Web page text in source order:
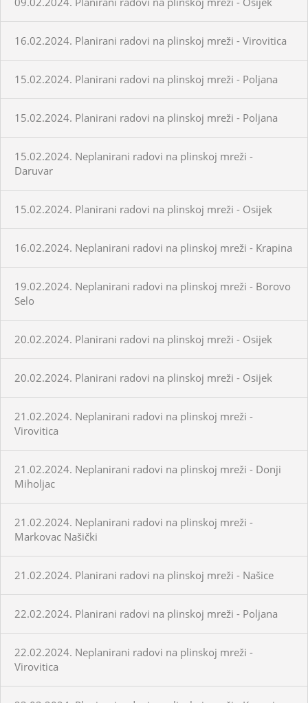
16.02.2024. Planirani radovi na plinskoj mreži - Virovitica
15.02.2024. Planirani radovi na plinskoj mreži - Poljana
15.02.2024. Planirani radovi na plinskoj mreži - Poljana
15.02.2024. Neplanirani radovi na plinskoj mreži -
Daruvar
15.02.2024. Planirani radovi na plinskoj mreži - Osijek
16.02.2024. Neplanirani radovi na plinskoj mreži - Krapina
19.02.2024. Neplanirani radovi na plinskoj mreži - Borovo
Selo
20.02.2024. Planirani radovi na plinskoj mreži - Osijek
20.02.2024. Planirani radovi na plinskoj mreži - Osijek
21.02.2024. Neplanirani radovi na plinskoj mreži -
Virovitica
21.02.2024. Neplanirani radovi na plinskoj mreži - Donji
Miholjac
21.02.2024. Neplanirani radovi na plinskoj mreži -
Markovac Našički
21.02.2024. Planirani radovi na plinskoj mreži - Našice
22.02.2024. Planirani radovi na plinskoj mreži - Poljana
22.02.2024. Neplanirani radovi na plinskoj mreži -
Virovitica